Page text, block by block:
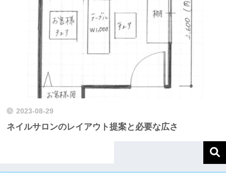
2023-08-29
ネイルサロンのレイアウト提案と必要な広さ